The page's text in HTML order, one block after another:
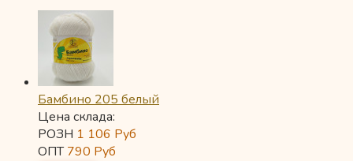
Бамбино 205 белый
Цена склада:
РОЗН 1 106 Руб
ОПТ790 Руб